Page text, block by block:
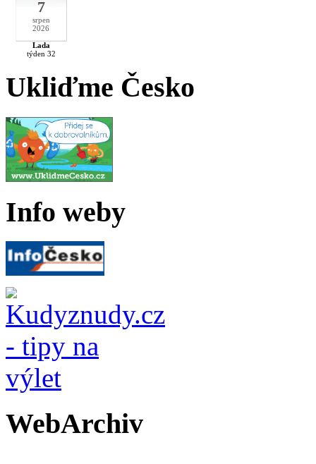
7
srpen
2026
Lada
týden 32
Ukliďme Česko
Info weby
WebArchiv